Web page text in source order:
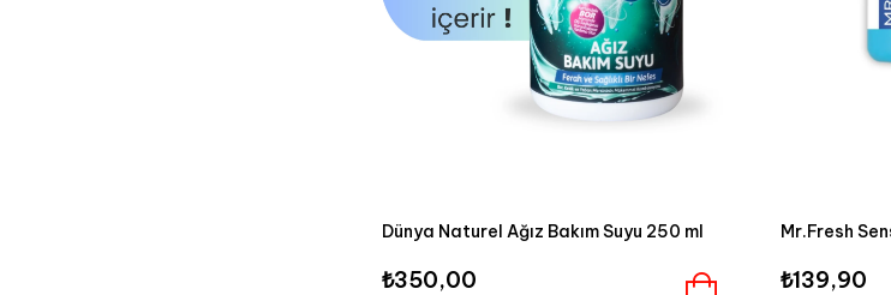
Dünya Naturel Ağız Bakım Suyu 250 ml
₺350,00 ₺139,90